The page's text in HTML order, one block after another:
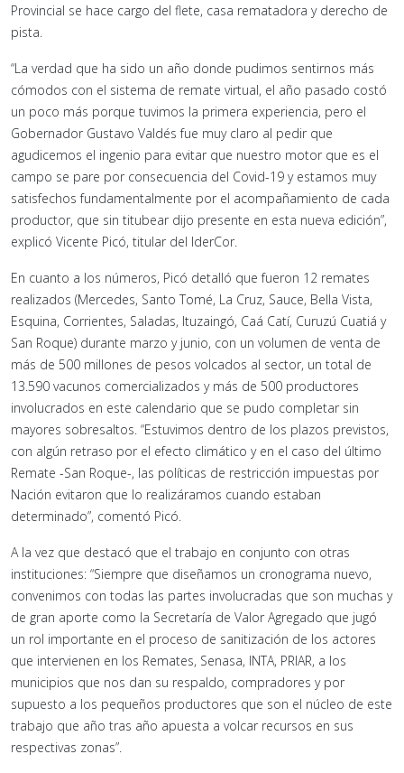
Provincial se hace cargo del flete, casa rematadora y derecho de
pista.
“La verdad que ha sido un año donde pudimos sentirnos más
cómodos con el sistema de remate virtual, el año pasado costó
un poco más porque tuvimos la primera experiencia, pero el
Gobernador Gustavo Valdés fue muy claro al pedir que
agudicemos el ingenio para evitar que nuestro motor que es el
campo se pare por consecuencia del Covid-19 y estamos muy
satisfechos fundamentalmente por el acompañamiento de cada
productor, que sin titubear dijo presente en esta nueva edición”,
explicó Vicente Picó, titular del IderCor.
En cuanto a los números, Picó detalló que fueron 12 remates
realizados (Mercedes, Santo Tomé, La Cruz, Sauce, Bella Vista,
Esquina, Corrientes, Saladas, Ituzaingó, Caá Catí, Curuzú Cuatiá y
San Roque) durante marzo y junio, con un volumen de venta de
más de 500 millones de pesos volcados al sector, un total de
13.590 vacunos comercializados y más de 500 productores
involucrados en este calendario que se pudo completar sin
mayores sobresaltos. “Estuvimos dentro de los plazos previstos,
con algún retraso por el efecto climático y en el caso del último
Remate -San Roque-, las políticas de restricción impuestas por
Nación evitaron que lo realizáramos cuando estaban
determinado”, comentó Picó.
A la vez que destacó que el trabajo en conjunto con otras
instituciones: “Siempre que diseñamos un cronograma nuevo,
convenimos con todas las partes involucradas que son muchas y
de gran aporte como la Secretaría de Valor Agregado que jugó
un rol importante en el proceso de sanitización de los actores
que intervienen en los Remates, Senasa, INTA, PRIAR, a los
municipios que nos dan su respaldo, compradores y por
supuesto a los pequeños productores que son el núcleo de este
trabajo que año tras año apuesta a volcar recursos en sus
respectivas zonas”.